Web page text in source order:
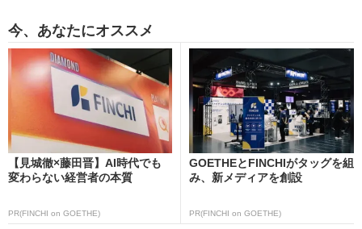
今、あなたにオススメ
【見城徹×藤田晋】AI時代でも
変わらない経営者の本質
PR(FINCHI on GOETHE)
GOETHEとFINCHIがタッグを組
み、新メディアを創設
PR(FINCHI on GOETHE)